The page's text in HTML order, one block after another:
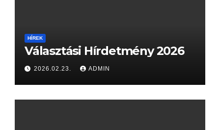
HÍREK
Választási Hírdetmény 2026
2026.02.23. ADMIN